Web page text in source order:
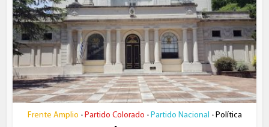
Frente Amplio • Partido Colorado • Partido Nacional • Política